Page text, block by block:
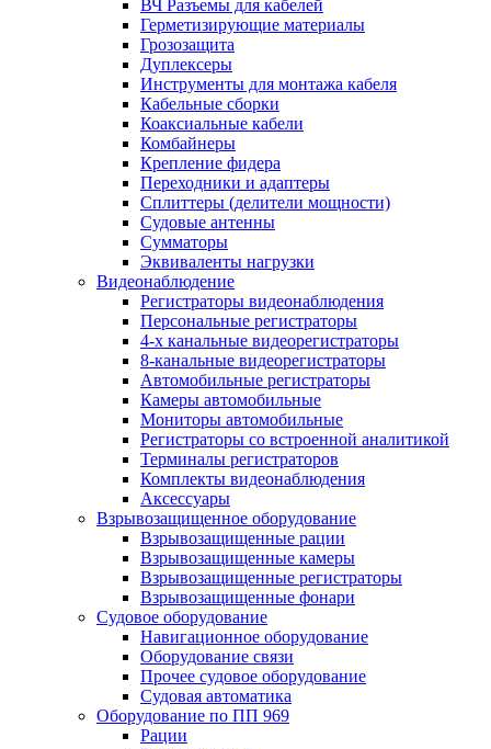
ВЧ Разъемы для кабелей
Герметизирующие материалы
Грозозащита
Дуплексеры
Инструменты для монтажа кабеля
Кабельные сборки
Коаксиальные кабели
Комбайнеры
Крепление фидера
Переходники и адаптеры
Сплиттеры (делители мощности)
Судовые антенны
Сумматоры
Эквиваленты нагрузки
Видеонаблюдение
Регистраторы видеонаблюдения
Персональные регистраторы
4-х канальные видеорегистраторы
8-канальные видеорегистраторы
Автомобильные регистраторы
Камеры автомобильные
Мониторы автомобильные
Регистраторы со встроенной аналитикой
Терминалы регистраторов
Комплекты видеонаблюдения
Аксессуары
Взрывозащищенное оборудование
Взрывозащищенные рации
Взрывозащищенные камеры
Взрывозащищенные регистраторы
Взрывозащищенные фонари
Судовое оборудование
Навигационное оборудование
Оборудование связи
Прочее судовое оборудование
Судовая автоматика
Оборудование по ПП 969
Рации